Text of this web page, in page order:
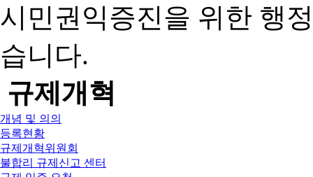
시민권익증진을 위한 행
습니다.
규제개혁
개념 및 의의
등록현황
규제개혁위원회
불합리 규제신고 센터